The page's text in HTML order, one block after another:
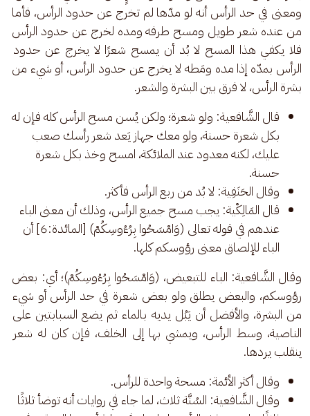
ومعنى في حد الرأس أنه لو مدّها لم تخرج عن حدود الرأس، فأما
من عنده شعر طويل ومسح طرفه ومده لخرج عن حدود الرأس
فلا يكفي هذا المسح لا بُد أن يمسح شعرًا لا يخرج عن حدود
الرأس بمدّه إذا مده ومَطه لا يخرج عن حدود الرأس، أو شيء من
بشرة الرأس، لا فرق بين البشرة والشعر.
قال الشَّافعية: ولو شعرة؛ ولكن يُسن مسح الرأس كله فإن له
بكل شعرة حسنة، ولو معك جهاز يَعد شعر رأسك صعب
عليك، لكنه معدود عند الملائكة، امسح وخذ بكل شعرة
حسنة.
وقال الحَنَفِية: لا بُد من ربع الرأس فأكثر.
قال المَالِكْية: يجب مسح جميع الرأس، وذلك أن معنى الباء
عندهم في قوله تعالى (وَامْسَحُوا بِرُءُوسِكُمْ) [المائدة:6] أن
الباء للإلصاق معنى رؤوسكم كلها.
وقال الشَّافعية: الباء للتبعيض، (وَامْسَحُوا بِرُءُوسِكُمْ)؛ أي: بعض
رؤوسكم، والبعض يطلق ولو بعض شعرة في حد الرأس أو شيء
من البشرة، والأفضل أن يَبُل يديه بالماء ثم يضع السبابتين على
الناصية، وسط الرأس، ويمشي بها إلى الخلف، فإن كان له شعر
ينقلب يردها.
وقال أكثر الأئمة: مسحة واحدة للرأس.
وقال الشَّافعية: السُنَّة ثلاث، لما جاء في روايات أنه توضأ ثلاثًا